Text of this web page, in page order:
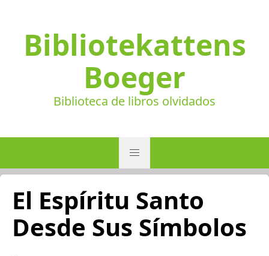
Bibliotekattens
Boeger
Biblioteca de libros olvidados
El Espíritu Santo
Desde Sus Símbolos